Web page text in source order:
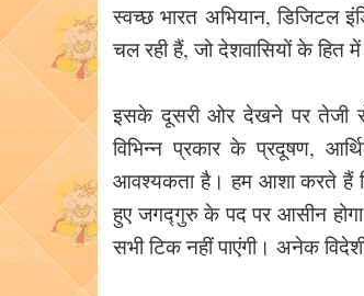
स्वच्छ भारत अभियान, डिजिटल
चल रही हैं, जो देशवासियों के हित
इसके दूसरी ओर देखने पर तेजी से
विभिन्न प्रकार के प्रदूषण,
आवश्यकता है। हम आशा करते हैं
हुए जगद्गुरु के पद पर आसीन
सभी टिक नहीं पाएंगी। अनेक